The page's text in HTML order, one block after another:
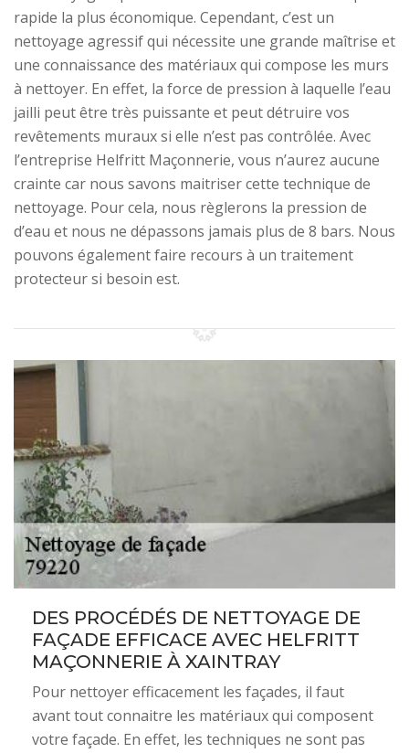
rapide la plus économique. Cependant, c’est un
nettoyage agressif qui nécessite une grande maîtrise et
une connaissance des matériaux qui compose les murs
à nettoyer. En effet, la force de pression à laquelle l’eau
jailli peut être très puissante et peut détruire vos
revêtements muraux si elle n’est pas contrôlée. Avec
l’entreprise Helfritt Maçonnerie, vous n’aurez aucune
crainte car nous savons maitriser cette technique de
nettoyage. Pour cela, nous règlerons la pression de
d’eau et nous ne dépassons jamais plus de 8 bars. Nous
pouvons également faire recours à un traitement
protecteur si besoin est.
DES PROCÉDÉS DE NETTOYAGE DE
FAÇADE EFFICACE AVEC HELFRITT
MAÇONNERIE À XAINTRAY
Pour nettoyer efficacement les façades, il faut
avant tout connaitre les matériaux qui composent
votre façade. En effet, les techniques ne sont pas